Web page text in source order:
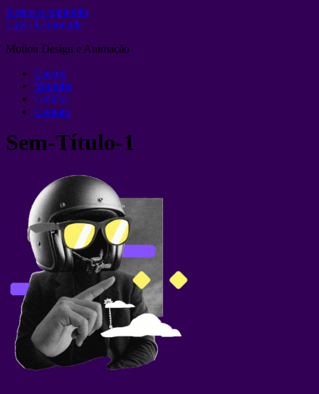
Ir para o conteúdo
Layer Lemonade
Motion Design e Animação
Cursos
Youtube
Collabs
Contato
Sem-Título-1